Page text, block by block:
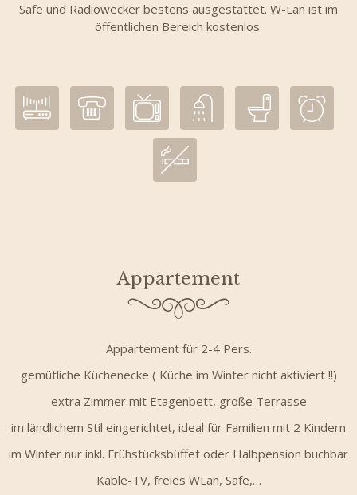
Safe und Radiowecker bestens ausgestattet. W-Lan ist im
öffentlichen Bereich kostenlos.
Appartement
Appartement für 2-4 Pers.
gemütliche Küchenecke ( Küche im Winter nicht aktiviert !!)
extra Zimmer mit Etagenbett, große Terrasse
im ländlichem Stil eingerichtet, ideal für Familien mit 2 Kindern
im Winter nur inkl. Frühstücksbüffet oder Halbpension buchbar
Kable-TV, freies WLan, Safe,…